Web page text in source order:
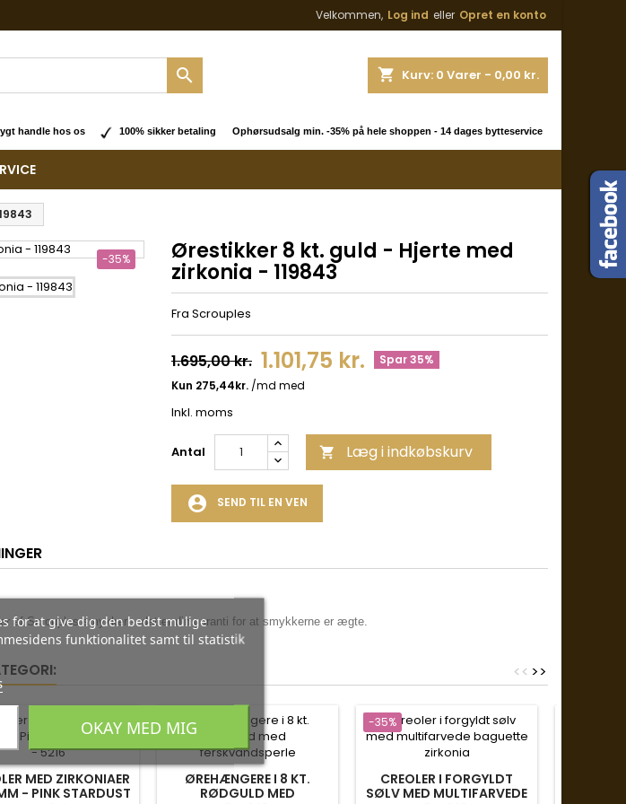
Velkommen, Log ind eller Opret en konto
shopping_cart Kurv: 0 Varer - 0,00 kr.

handle hos os 100% sikker betaling Ophørsudsalg min. -35% på hele shoppen - 14 dages bytteservice
-35% Ørestikker 8 kt. guld - Hjerte med
zirkonia - 119843
Fra Scrouples
1.695,00 kr. 1.101,75 kr. Spar 35%
Inkl. moms
Antal  Læg i indkøbskurv
account_circle SEND TIL EN VEN
af Scrouples smykker - det er din garanti for at smykkerne er ægte.
>>
<<
MED ZIRKONIAER
- PINK STARDUST
-35%
ØREHÆNGERE I 8 KT.
RØDGULD MED
-35%
CREOLER I FORGYLDT
SØLV MED MULTIFARVEDE
for at give dig den bedst mulige
funktionalitet samt til statistik
OKAY MED MIG